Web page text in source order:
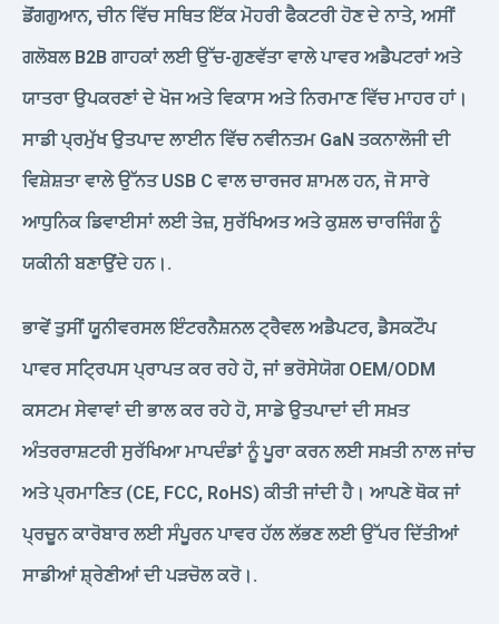
ਡੋਂਗਗੁਆਨ, ਚੀਨ ਵਿੱਚ ਸਥਿਤ ਇੱਕ ਮੋਹਰੀ ਫੈਕਟਰੀ ਹੋਣ ਦੇ ਨਾਤੇ, ਅਸੀਂ
ਗਲੋਬਲ B2B ਗਾਹਕਾਂ ਲਈ ਉੱਚ-ਗੁਣਵੱਤਾ ਵਾਲੇ ਪਾਵਰ ਅਡੈਪਟਰਾਂ ਅਤੇ
ਯਾਤਰਾ ਉਪਕਰਣਾਂ ਦੇ ਖੋਜ ਅਤੇ ਵਿਕਾਸ ਅਤੇ ਨਿਰਮਾਣ ਵਿੱਚ ਮਾਹਰ ਹਾਂ।
ਸਾਡੀ ਪ੍ਰਮੁੱਖ ਉਤਪਾਦ ਲਾਈਨ ਵਿੱਚ ਨਵੀਨਤਮ GaN ਤਕਨਾਲੋਜੀ ਦੀ
ਵਿਸ਼ੇਸ਼ਤਾ ਵਾਲੇ ਉੱਨਤ USB C ਵਾਲ ਚਾਰਜਰ ਸ਼ਾਮਲ ਹਨ, ਜੋ ਸਾਰੇ
ਆਧੁਨਿਕ ਡਿਵਾਈਸਾਂ ਲਈ ਤੇਜ਼, ਸੁਰੱਖਿਅਤ ਅਤੇ ਕੁਸ਼ਲ ਚਾਰਜਿੰਗ ਨੂੰ
ਯਕੀਨੀ ਬਣਾਉਂਦੇ ਹਨ।.
ਭਾਵੇਂ ਤੁਸੀਂ ਯੂਨੀਵਰਸਲ ਇੰਟਰਨੈਸ਼ਨਲ ਟ੍ਰੈਵਲ ਅਡੈਪਟਰ, ਡੈਸਕਟੌਪ
ਪਾਵਰ ਸਟ੍ਰਿਪਸ ਪ੍ਰਾਪਤ ਕਰ ਰਹੇ ਹੋ, ਜਾਂ ਭਰੋਸੇਯੋਗ OEM/ODM
ਕਸਟਮ ਸੇਵਾਵਾਂ ਦੀ ਭਾਲ ਕਰ ਰਹੇ ਹੋ, ਸਾਡੇ ਉਤਪਾਦਾਂ ਦੀ ਸਖ਼ਤ
ਅੰਤਰਰਾਸ਼ਟਰੀ ਸੁਰੱਖਿਆ ਮਾਪਦੰਡਾਂ ਨੂੰ ਪੂਰਾ ਕਰਨ ਲਈ ਸਖ਼ਤੀ ਨਾਲ ਜਾਂਚ
ਅਤੇ ਪ੍ਰਮਾਣਿਤ (CE, FCC, RoHS) ਕੀਤੀ ਜਾਂਦੀ ਹੈ। ਆਪਣੇ ਥੋਕ ਜਾਂ
ਪ੍ਰਚੂਨ ਕਾਰੋਬਾਰ ਲਈ ਸੰਪੂਰਨ ਪਾਵਰ ਹੱਲ ਲੱਭਣ ਲਈ ਉੱਪਰ ਦਿੱਤੀਆਂ
ਸਾਡੀਆਂ ਸ਼੍ਰੇਣੀਆਂ ਦੀ ਪੜਚੋਲ ਕਰੋ।.